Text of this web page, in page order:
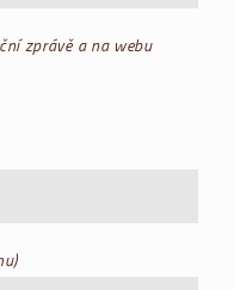
zprávě a na webu